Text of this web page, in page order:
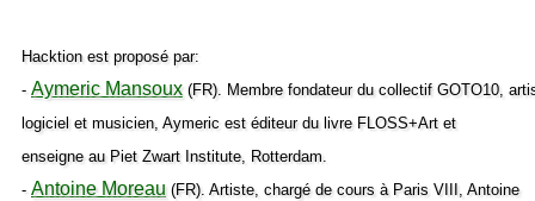
Hacktion est proposé par:
- Aymeric Mansoux (FR). Membre fondateur du collectif GOTO10,
logiciel et musicien, Aymeric est éditeur du livre FLOSS+Art et
enseigne au Piet Zwart Institute, Rotterdam.
- Antoine Moreau(FR). Artiste, chargé de cours à Paris VIII, Antoine